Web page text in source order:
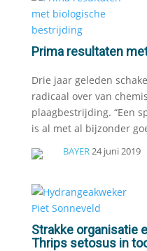
Prima resultaten
Drie jaar geleden
radicaal over van
plaagbestrijding. “Een
is al met al bijzonder
BAYER24 juni 2019
Strakke organisatie
Thrips setosus in